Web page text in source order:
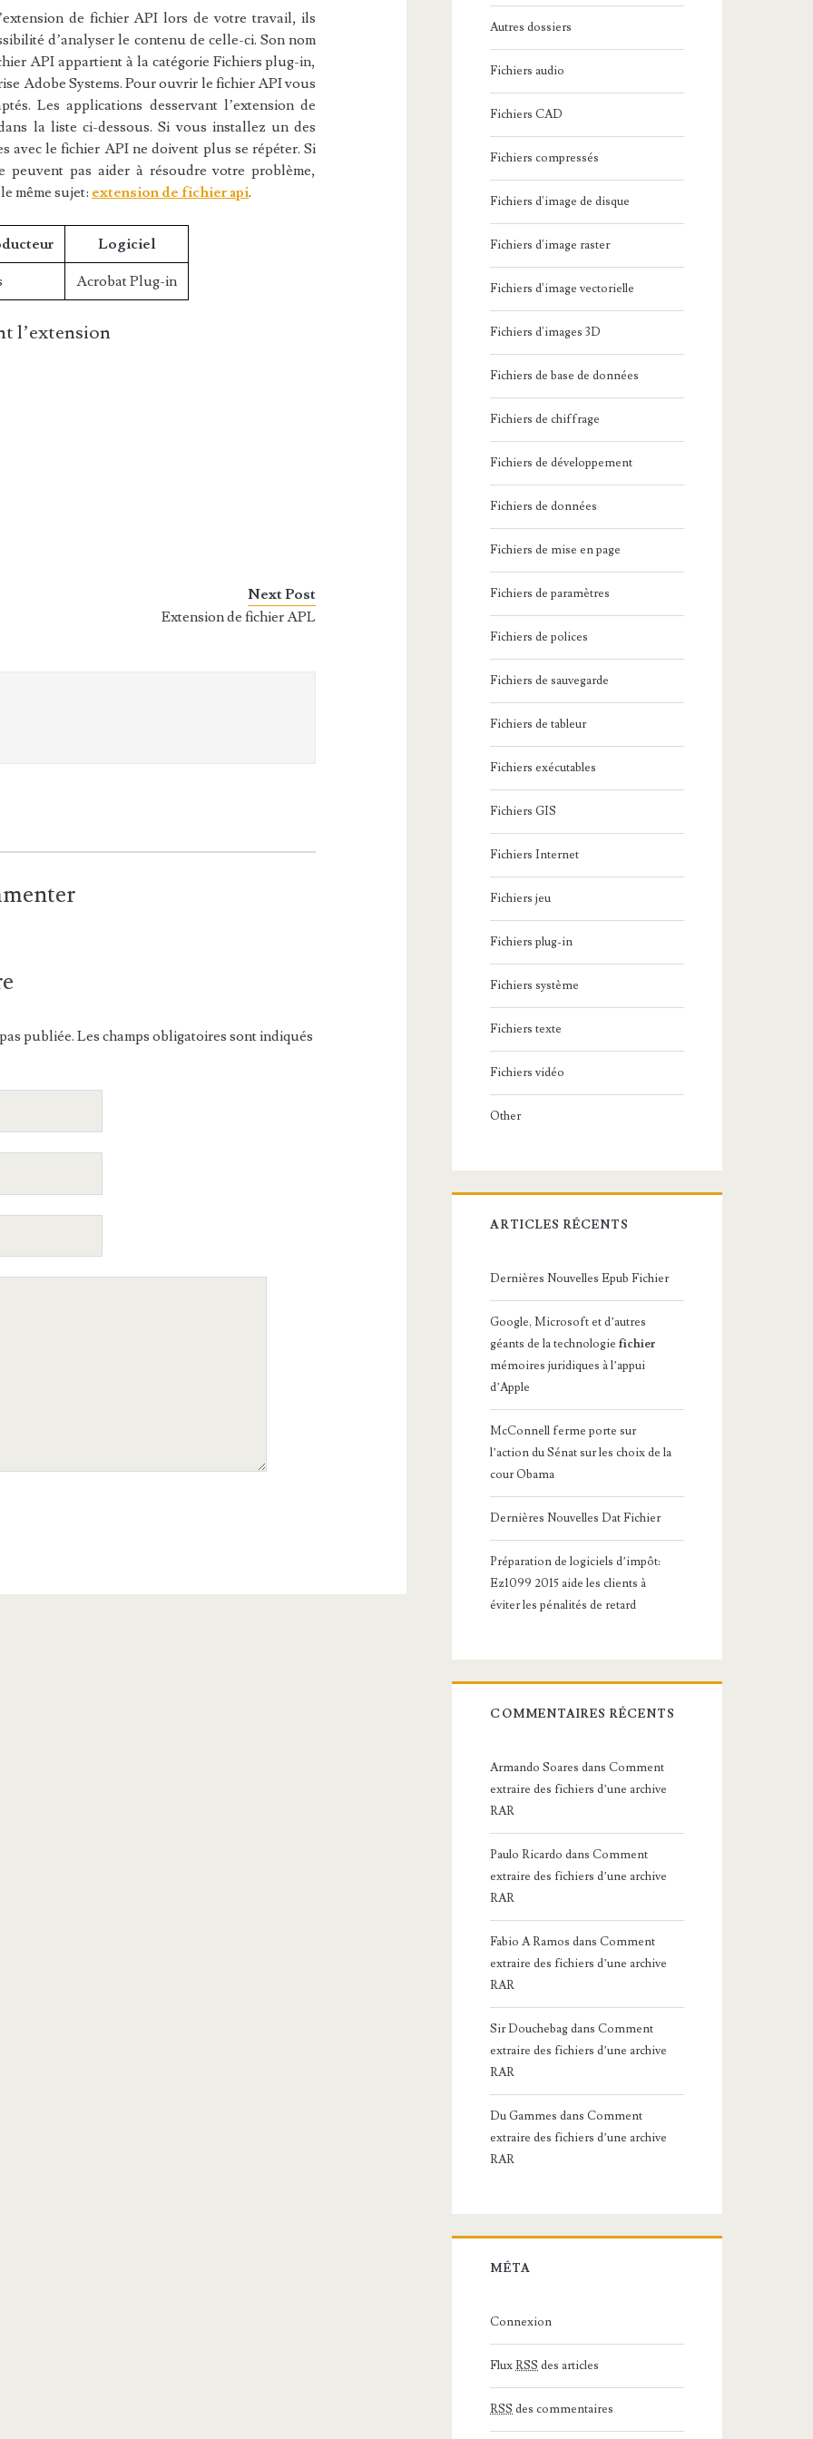
de fichier API lors de votre travail, ils
d’analyser le contenu de celle-ci. Son nom
API appartient à la catégorie Fichiers plug-in,
Adobe Systems. Pour ouvrir le fichier API vous
Les applications desservant l’extension de
la liste ci-dessous. Si vous installez un des
avec le fichier API ne doivent plus se répéter. Si
peuvent pas aider à résoudre votre problème,
même sujet: extension de fichier api.
Logiciel
Acrobat Plug-in
l’extension
Next Post
Extension de fichier APL
publiée. Les champs obligatoires sont indiqués
Autres dossiers
Fichiers audio
Fichiers CAD
Fichiers compressés
Fichiers d'image de disque
Fichiers d'image raster
Fichiers d'image vectorielle
Fichiers d'images 3D
Fichiers de base de données
Fichiers de chiffrage
Fichiers de développement
Fichiers de données
Fichiers de mise en page
Fichiers de paramètres
Fichiers de polices
Fichiers de sauvegarde
Fichiers de tableur
Fichiers exécutables
Fichiers GIS
Fichiers Internet
Fichiers jeu
Fichiers plug-in
Fichiers système
Fichiers texte
Fichiers vidéo
Other
ARTICLES RÉCENTS
Dernières Nouvelles Epub Fichier
Google, Microsoft et d’autres
géants de la technologiefichier
mémoires juridiques à l’appui
d’Apple
McConnell ferme porte sur
l’action du Sénat sur les choix de la
cour Obama
Dernières Nouvelles Dat Fichier
Préparation de logiciels d’impôt:
Ez1099 2015 aide les clients à
éviter les pénalités de retard
COMMENTAIRES RÉCENTS
Armando Soares dansComment
extraire des fichiers d’une archive
RAR
Paulo Ricardo dansComment
extraire des fichiers d’une archive
RAR
Fabio A Ramos dansComment
extraire des fichiers d’une archive
RAR
Sir DouchebagdansComment
extraire des fichiers d’une archive
RAR
Du Gammes dansComment
extraire des fichiers d’une archive
RAR
MÉTA
Connexion
FluxRSS des articles
RSS des commentaires